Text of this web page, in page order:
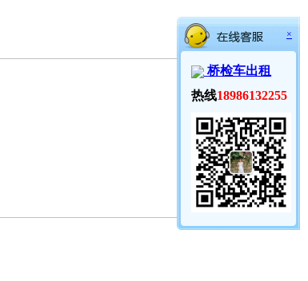
×
桥检车出租
热线18986132255